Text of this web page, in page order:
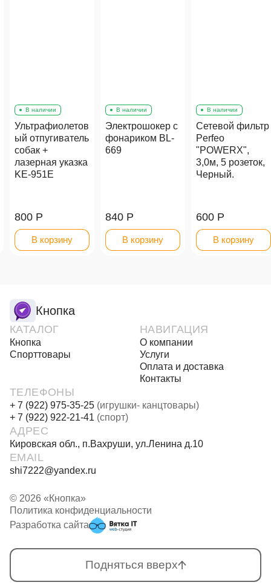
В наличии
Ультрафиолетов
ый отпугиватель
собак +
лазерная указка
KE-951E
800 Р
В корзину
В наличии
Электрошокер с
фонариком BL-
669
840 Р
В корзину
В наличии
Сетевой фильтр
Perfeo
"POWERX",
3,0м, 5 розеток,
Черный.
600 Р
В корзину
Кнопка
КАТАЛОГ
Кнопка
Спорттовары
НАВИГАЦИЯ
О компании
Услуги
Оплата и доставка
Контакты
ТЕЛЕФОНЫ
+ 7 (922) 975-35-25 (игрушки- канцтовары)
+ 7 (922) 922-21-41 (спорт)
АДРЕС
Кировская обл., п.Вахруши, ул.Ленина д.10
EMAIL
shi7222@yandex.ru
© 2026 «Кнопка»
Политика конфиденциальности
Разработка сайта
Подняться вверх